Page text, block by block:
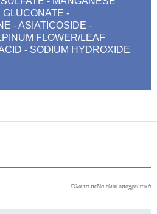
-
- ASIATICOSIDE -
FLOWER/LEAF
- SODIUM HYDROXIDE
Όλα τα πεδία είναι υποχρεωτικά